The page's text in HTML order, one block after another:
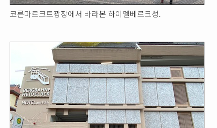
코른마르크트광장에서 바라본 하이델베르크성.